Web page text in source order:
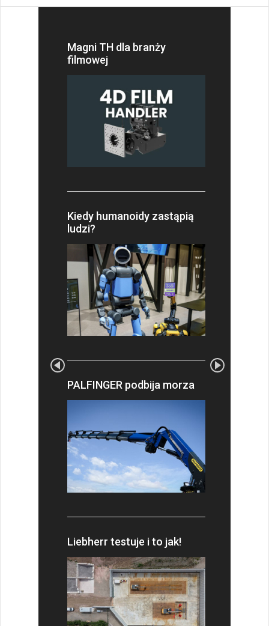
Magni TH dla branży
filmowej
Kiedy humanoidy zastąpią
ludzi?
PALFINGER podbija morza
Liebherr testuje i to jak!